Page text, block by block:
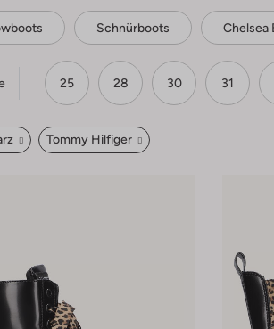
Schnürboots Chelsea
25 28 30 31
Tommy Hilfiger